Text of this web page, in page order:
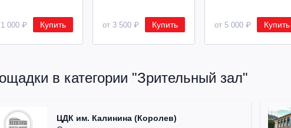
000 ₽ Купить от 3 500 ₽ Купить от 5 000 ₽ Купить
в категории "Зрительный зал"
ЦДК им. Калинина (Королев)